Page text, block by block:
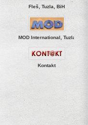
Fleš, Tuzla, BiH
MOD International, Tuzla
Kontakt